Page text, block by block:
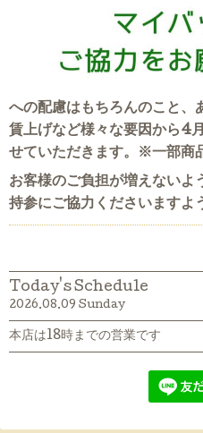
への配慮はもちろんのこと、
賃上げなど様々な要因から4
せていただきます。※一部商
お客様のご負担が増えないよ
持参にご協力くださいますよ
Today's Schedule
2026.08.09 Sunday
本店は18時までの営業です